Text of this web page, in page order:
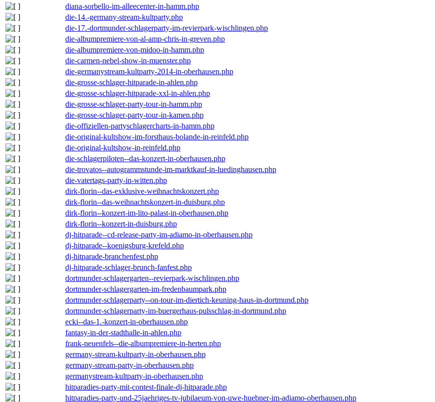
diana-sorbello-im-alleecenter-in-hamm.php
die-14.-germany-stream-kultparty.php
die-17.-dortmunder-schlagerparty-im-revierpark-wischlingen.php
die-albumpremiere-von-al-amp-chris-in-greven.php
die-albumpremiere-von-midoo-in-hamm.php
die-carmen-nebel-show-in-muenster.php
die-germanystream-kultparty-2014-in-oberhausen.php
die-grosse-schlager-hitparade-in-ahlen.php
die-grosse-schlager-hitparade-xxl-in-ahlen.php
die-grosse-schlager-party-tour-in-hamm.php
die-grosse-schlager-party-tour-in-kamen.php
die-offiziellen-partyschlagercharts-in-hamm.php
die-original-kultshow-im-forsthaus-bolande-in-reinfeld.php
die-original-kultshow-in-reinfeld.php
die-schlagerpiloten--das-konzert-in-oberhausen.php
die-trovatos--autogrammstunde-im-marktkauf-in-luedinghausen.php
die-vatertags-party-in-witten.php
dirk-florin--das-exklusive-weihnachtskonzert.php
dirk-florin--das-weihnachtskonzert-in-duisburg.php
dirk-florin--konzert-im-lito-palast-in-oberhausen.php
dirk-florin--konzert-in-duisburg.php
dj-hitparade--cd-release-party-im-adiamo-in-oberhausen.php
dj-hitparade--koenigsburg-krefeld.php
dj-hitparade-branchenfest.php
dj-hitparade-schlager-brunch-fanfest.php
dortmunder-schlagergarten--revierpark-wischlingen.php
dortmunder-schlagergarten-im-fredenbaumpark.php
dortmunder-schlagerparty--on-tour-im-diertich-keuning-haus-in-dortmund.php
dortmunder-schlagerparty-im-buergerhaus-pulsschlag-in-dortmund.php
ecki--das-1.-konzert-in-oberhausen.php
fantasy-in-der-stadthalle-in-ahlen.php
frank-neuenfels--die-albumpremiere-in-herten.php
germany-stream-kultparty-in-oberhausen.php
germany-stream-party-in-oberhausen.php
germanystream-kultparty-in-oberhausen.php
hitparadies-party-mit-contest-finale-dj-hitparade.php
hitparadies-party-und-25jaehriges-tv-jubilaeum-von-uwe-huebner-im-adiamo-oberhausen.php